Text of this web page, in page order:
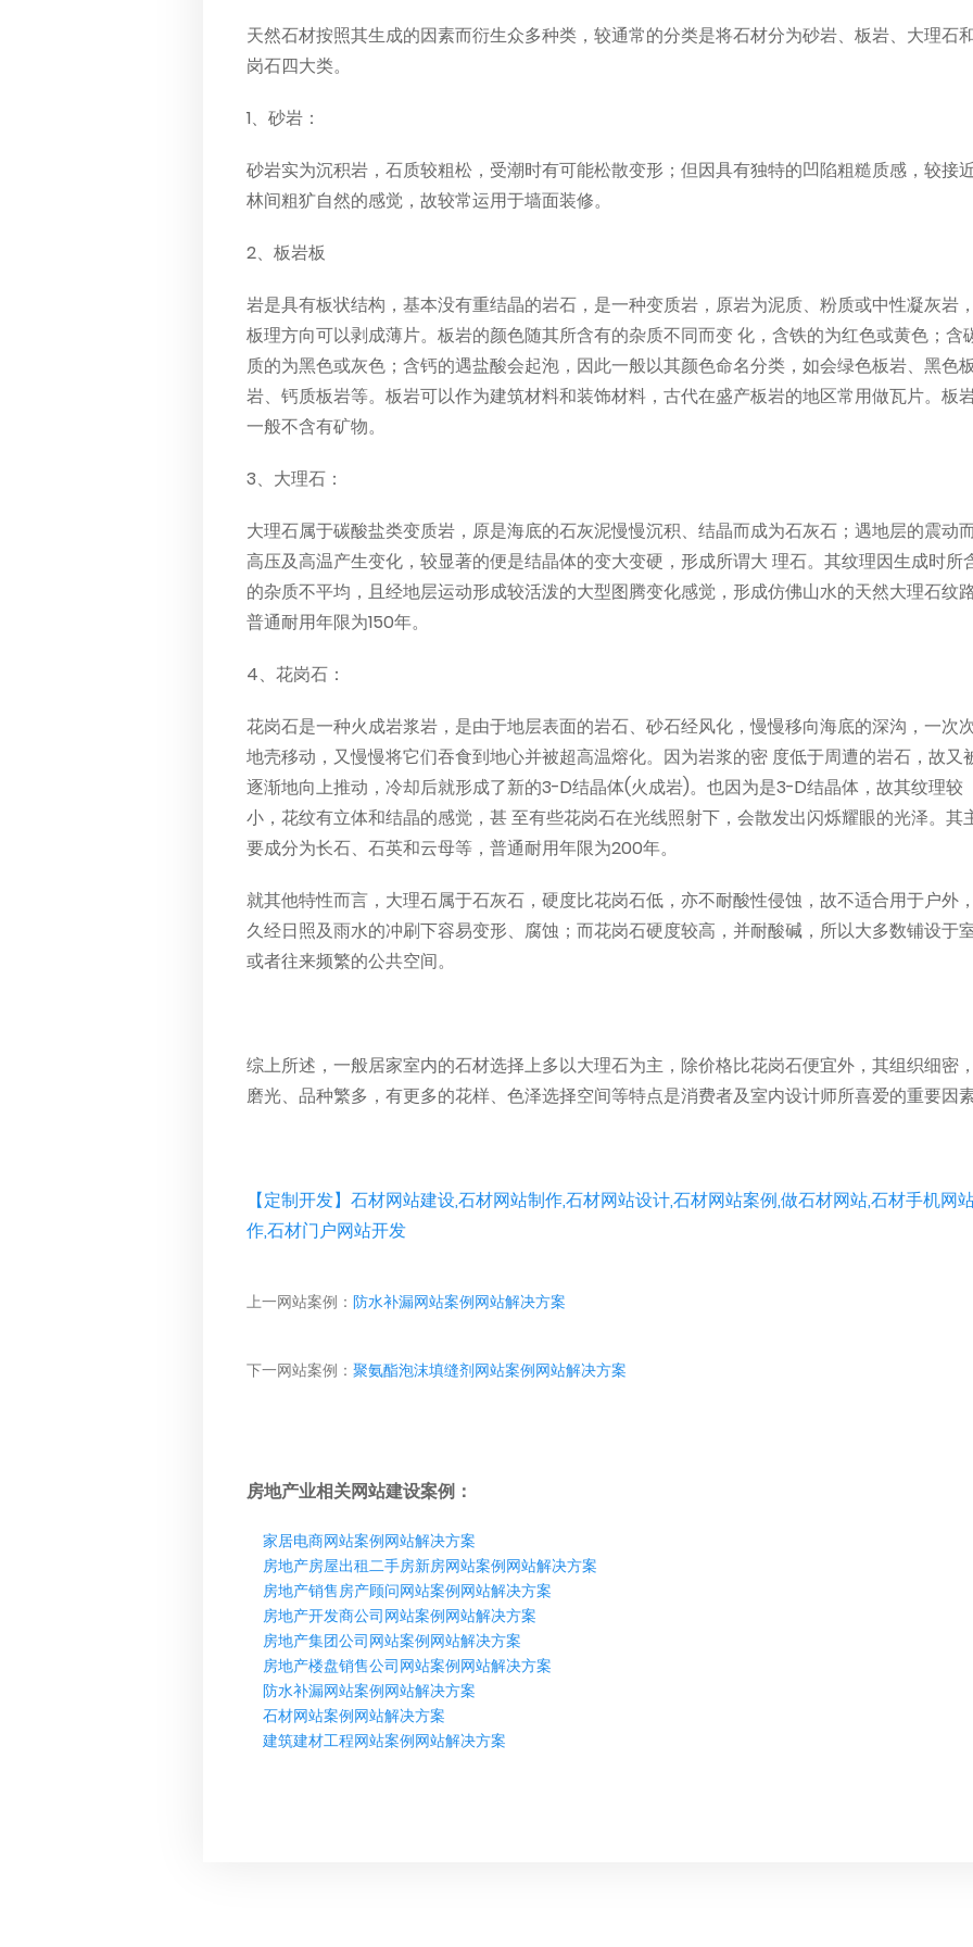
天然石材按照其生成的因素而衍生众多种类，较通常的分类是将石材分为砂岩、板岩、大理石
岗石四大类。
1、砂岩：
砂岩实为沉积岩，石质较粗松，受潮时有可能松散变形；但因具有独特的凹陷粗糙质感，较接
林间粗犷自然的感觉，故较常运用于墙面装修。
2、板岩板
岩是具有板状结构，基本没有重结晶的岩石，是一种变质岩，原岩为泥质、粉质或中性凝灰岩
板理方向可以剥成薄片。板岩的颜色随其所含有的杂质不同而变 化，含铁的为红色或黄色；含
质的为黑色或灰色；含钙的遇盐酸会起泡，因此一般以其颜色命名分类，如会绿色板岩、黑色
岩、钙质板岩等。板岩可以作为建筑材料和装饰材料，古代在盛产板岩的地区常用做瓦片。板
一般不含有矿物。
3、大理石：
大理石属于碳酸盐类变质岩，原是海底的石灰泥慢慢沉积、结晶而成为石灰石；遇地层的震动
高压及高温产生变化，较显著的便是结晶体的变大变硬，形成所谓大 理石。其纹理因生成时所
的杂质不平均，且经地层运动形成较活泼的大型图腾变化感觉，形成仿佛山水的天然大理石纹路
普通耐用年限为150年。
4、花岗石：
花岗石是一种火成岩浆岩，是由于地层表面的岩石、砂石经风化，慢慢移向海底的深沟，一次
地壳移动，又慢慢将它们吞食到地心并被超高温熔化。因为岩浆的密 度低于周遭的岩石，故又
逐渐地向上推动，冷却后就形成了新的3-D结晶体(火成岩)。也因为是3-D结晶体，故其纹理较
小，花纹有立体和结晶的感觉，甚 至有些花岗石在光线照射下，会散发出闪烁耀眼的光泽。其
要成分为长石、石英和云母等，普通耐用年限为200年。
就其他特性而言，大理石属于石灰石，硬度比花岗石低，亦不耐酸性侵蚀，故不适合用于户外
久经日照及雨水的冲刷下容易变形、腐蚀；而花岗石硬度较高，并耐酸碱，所以大多数铺设于
或者往来频繁的公共空间。
综上所述，一般居家室内的石材选择上多以大理石为主，除价格比花岗石便宜外，其组织细密
磨光、品种繁多，有更多的花样、色泽选择空间等特点是消费者及室内设计师所喜爱的重要因素
【定制开发】石材网站建设,石材网站制作,石材网站设计,石材网站案例,做石材网站,石材手机网
作,石材门户网站开发
上一网站案例： 防水补漏网站案例网站解决方案
下一网站案例： 聚氨酯泡沫填缝剂网站案例网站解决方案
房地产业相关网站建设案例：
家居电商网站案例网站解决方案
房地产房屋出租二手房新房网站案例网站解决方案
房地产销售房产顾问网站案例网站解决方案
房地产开发商公司网站案例网站解决方案
房地产集团公司网站案例网站解决方案
房地产楼盘销售公司网站案例网站解决方案
防水补漏网站案例网站解决方案
石材网站案例网站解决方案
建筑建材工程网站案例网站解决方案